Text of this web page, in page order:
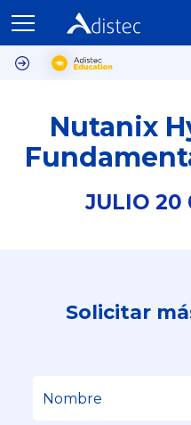
Nutanix
JULIO 20
Solicitar